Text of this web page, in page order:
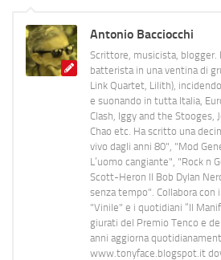
Antonio Bacciocchi
Scrittore, musicista, blogger.
batterista in una ventina di
Link Quartet, Lilith),
e suonando in tutta Italia,
Clash, Iggy and the Stooges,
Chao etc. Ha scritto una
vivo dagli anni 80", "Mod
L’uomo cangiante", "Rock n
Scott-Heron Il Bob Dylan
senza tempo". Collabora con i
"Vinile" e i quotidiani “Il
giurati del Premio Tenco e
anni aggiorna
www.tonyface.blogspot.it